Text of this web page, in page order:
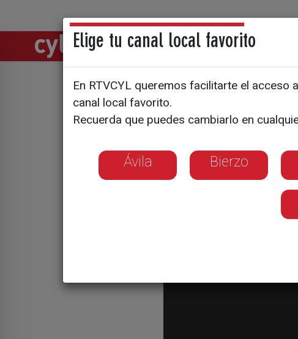
Directos Noticias
Buena
Ávila
Elige tu canal local favorito
En RTVCYL queremos facilitarte el
canal local favorito.
Recuerda que puedes cambiarlo en
Ávila Bierzo